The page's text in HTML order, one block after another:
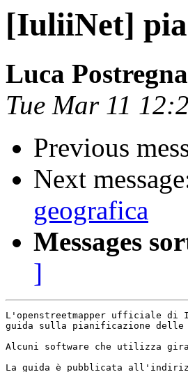
[IuliiNet]
Luca Postregna
Tue Mar 11
Previous
Next
geografica
Messages
]
L'openstreetmapper ufficiale
guida sulla pianificazione delle
Alcuni software che utilizza